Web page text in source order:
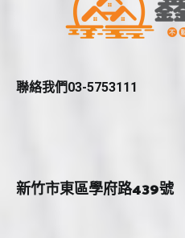
聯絡我們03-5753111
新竹市東區學府路439號